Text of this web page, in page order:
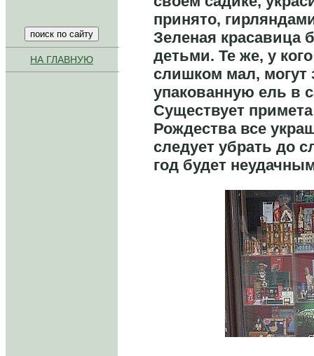
НА ГЛАВНУЮ
принято,
Зеленая красавица
детьми. Те же, у
слишком мал, могут
упакованную ель в
Существует
Рождества все
следует убрать до
год будет